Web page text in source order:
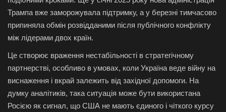
Трампа вже заморожувала підтримку, а у березні тимчасово
припиняла обмін розвідданими після публічного конфлікту
між лідерами двох країн.
Це створює враження нестабільності в стратегічному
партнерстві, особливо в умовах, коли Україна веде війну на
виснаження і вкрай залежить від західної допомоги. На
думку аналітиків, така ситуація може бути використана
Росією як сигнал, що США не мають єдиного і чіткого курсу